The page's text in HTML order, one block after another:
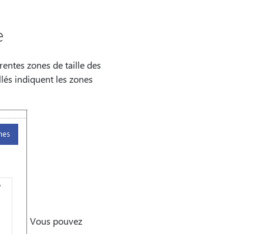
zones de taille des
indiquent les zones
Vous pouvez